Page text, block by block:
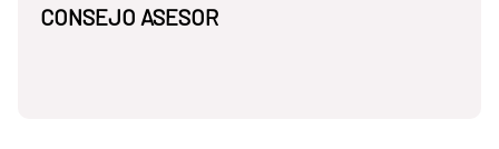
CONSEJO ASESOR